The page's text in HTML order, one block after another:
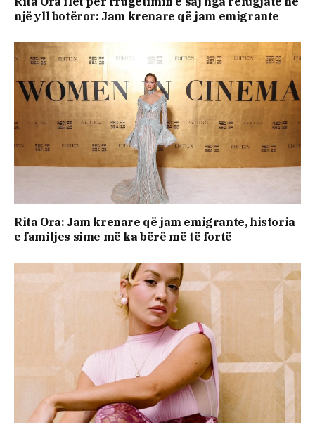
një yll botëror: Jam krenare që jam emigrante
Rita Ora: Jam krenare që jam emigrante, historia
e familjes sime më ka bërë më të fortë